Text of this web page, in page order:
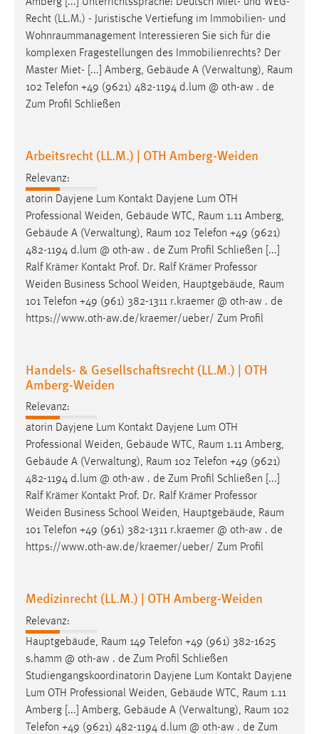
Amberg [...] Unterrichtssprache: Deutsch Miet- und WEG-
Recht (LL.M.) - Juristische Vertiefung im Immobilien- und
Wohnraummanagement Interessieren Sie sich für die
komplexen Fragestellungen des Immobilienrechts? Der
Master Miet- [...] Amberg, Gebäude A (Verwaltung), Raum
102 Telefon +49 (9621) 482-1194 d.lum @ oth-aw . de
Zum Profil Schließen
Arbeitsrecht (LL.M.) | OTH Amberg-Weiden
Relevanz:
atorin Dayjene Lum Kontakt Dayjene Lum OTH
Professional Weiden, Gebäude WTC, Raum 1.11 Amberg,
Gebäude A (Verwaltung), Raum 102 Telefon +49 (9621)
482-1194 d.lum @ oth-aw . de Zum Profil Schließen [...]
Ralf Krämer Kontakt Prof. Dr. Ralf Krämer Professor
Weiden Business School Weiden, Hauptgebäude, Raum
101 Telefon +49 (961) 382-1311 r.kraemer @ oth-aw . de
https://www.oth-aw.de/kraemer/ueber/ Zum Profil
Handels- & Gesellschaftsrecht (LL.M.) | OTH
Amberg-Weiden
Relevanz:
atorin Dayjene Lum Kontakt Dayjene Lum OTH
Professional Weiden, Gebäude WTC, Raum 1.11 Amberg,
Gebäude A (Verwaltung), Raum 102 Telefon +49 (9621)
482-1194 d.lum @ oth-aw . de Zum Profil Schließen [...]
Ralf Krämer Kontakt Prof. Dr. Ralf Krämer Professor
Weiden Business School Weiden, Hauptgebäude, Raum
101 Telefon +49 (961) 382-1311 r.kraemer @ oth-aw . de
https://www.oth-aw.de/kraemer/ueber/ Zum Profil
Medizinrecht (LL.M.) | OTH Amberg-Weiden
Relevanz:
Hauptgebäude, Raum 149 Telefon +49 (961) 382-1625
s.hamm @ oth-aw . de Zum Profil Schließen
Studiengangskoordinatorin Dayjene Lum Kontakt Dayjene
Lum OTH Professional Weiden, Gebäude WTC, Raum 1.11
Amberg [...] Amberg, Gebäude A (Verwaltung), Raum 102
Telefon +49 (9621) 482-1194 d.lum @ oth-aw . de Zum